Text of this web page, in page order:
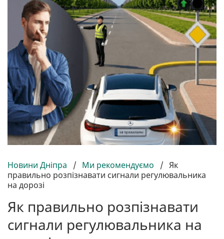
Новини Дніпра / Ми рекомендуємо / Як
правильно розпізнавати сигнали регулювальника
на дорозі
Як правильно розпізнавати
сигнали регулювальника на